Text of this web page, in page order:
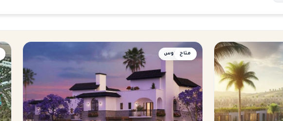
تاون هاوس
متاح